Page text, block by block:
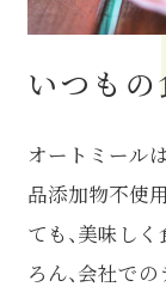
いつも
オートミール
品添加物不使
ても、美味し
ろん、会社で